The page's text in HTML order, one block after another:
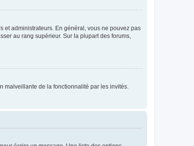
et administrateurs. En général, vous ne pouvez pas
au rang supérieur. Sur la plupart des forums,
malveillante de la fonctionnalité par les invités.